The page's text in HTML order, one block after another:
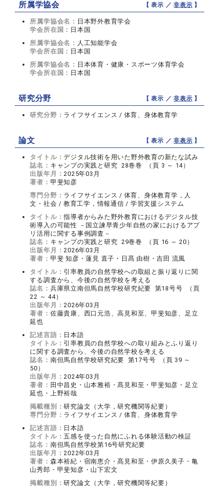
所属学協会 【 表示 ／非表示 】
所属学協会名： 日本野外教育学会
学会所在国： 日本国
所属学協会名： 人工知能学会
学会所在国： 日本国
所属学協会名： 日本体育・健康・スポーツ体育学会
学会所在国： 日本国
研究分野 【 表示 ／非表示 】
研究分野： ライフサイエンス / 体育、身体教育学
論文 【 表示 ／非表示 】
タイトル：デジタル技術を用いた野外教育の新たな試み
誌名： キャンプの実践と研究 28巻巻 （頁 3 ～ 14）
出版年月：2025年03月
著者： 甲斐知彦
専門分野： ライフサイエンス / 体育、身体教育学，人
文・社会 / 教育工学，情報通信 / 学習支援システム
タイトル：指導者からみた野外教育におけるデジタル技
術導入の可能性 －国立諫早青少年自然の家におけるアプ
リ活用に関する事例調査－
誌名： キャンプの実践と研究 29巻巻 （頁 16 ～ 20）
出版年月：2026年03月
著者： 甲斐 知彦・蓮見 直子・日髙 由樹・吉田 流風
タイトル： 引率教員の自然学校への取組と振り返りに関
する調査から、今後の自然学校を考える
誌名： 兵庫県立南但馬自然学校研究紀要 第18号号 （頁
22 ～ 44）
出版年月：2026年03月
著者： 佐藤貴康、西口元浩、高見和至、甲斐知彦、足立
延也
記述言語： 日本語
タイトル： 引率教員の自然学校への取り組みとふり返り
に関する調査から、今後の自然学校を考える
誌名： 南但馬自然学校研究紀要 第17号号 （頁 39 ～
50）
出版年月：2024年03月
著者： 田中昌史・山本雅裕・髙見和至・甲斐知彦・足立
延也・上野裕哉
掲載種別：研究論文（大学，研究機関等紀要）
専門分野： ライフサイエンス / 体育、身体教育学
記述言語： 日本語
タイトル：五感を使った自然にふれる体験活動の検証
誌名： 南但馬自然学校第16号研究紀要
出版年月：2022年03月
著者： 森本裕紀・宿南恵介・髙見和至・伊原久美子・亀
山秀郎・甲斐知彦・山下宏文
掲載種別：研究論文（大学，研究機関等紀要）